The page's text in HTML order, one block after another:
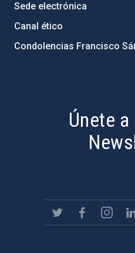
Sede electrónica
Canal ético
Condolencias Francisco
Únete